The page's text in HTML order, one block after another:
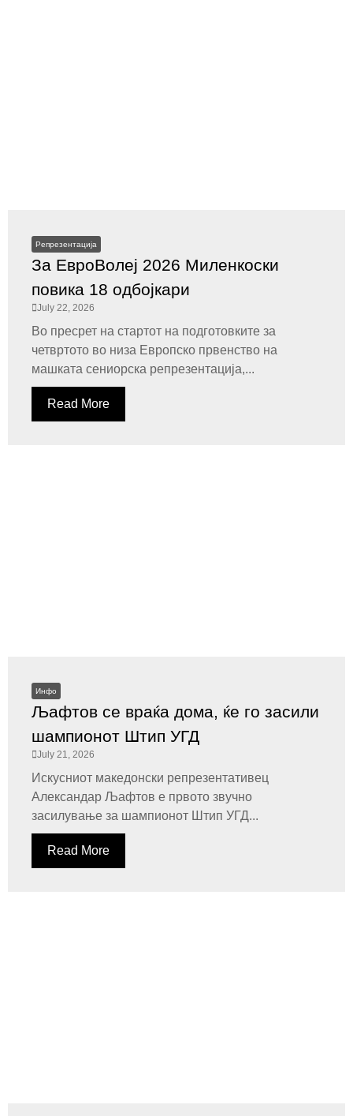
Репрезентација
За ЕвроВолеј 2026 Миленкоски
повика 18 одбојкари
July 22, 2026
Во пресрет на стартот на подготовките за
четвртото во низа Европско првенство на
машката сениорска репрезентација,...
Read More
Инфо
Љафтов се враќа дома, ќе го засили
шампионот Штип УГД
July 21, 2026
Искусниот македонски репрезентативец
Александар Љафтов е првото звучно
засилување за шампионот Штип УГД...
Read More